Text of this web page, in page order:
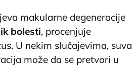
makularne degeneracije
bolesti, procenjuje
U nekim slučajevima, suva
može da se pretvori u